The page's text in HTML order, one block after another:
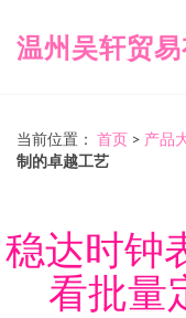
温州吴轩贸
当前位置： 首页 > 产品
制的卓越工艺
稳达时钟
看批量